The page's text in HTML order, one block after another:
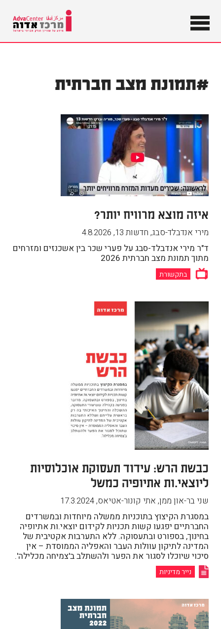
מרכז
אדוה
מידע על
שוויון וצדק
חברתי
#תמונת מצב חברתית
איזה מוצא מרוויח יותר?
מירי אנדבלד-סבג, חדשות 13 ,
4.8.2026
ד"ר מירי אנדבלד-סבג על פערי שכר בין אשכנזים ומזרחים
מתוך תמונת מצב חברתית 2026
בתקשורת
כבשת הרש: עידוד תעסוקת אוכלוסיות
ליוצאי.ות אתיופיה כמשל
שני בר-און ממן, אתי קונור-אטיאס,
17.3.2024
במסגרת הקיצוץ בתוכניות ממשלה מיוחדות ובמשרדים
החברתיים יפגעו קשות תכניות לקידום יוצאי.ות אתיופיה
בחינוך, בספורט ובתעסוקה. ללא התערבות אקטיבית של
המדינה לתיקון עוולות העבר והאפליה הממוסדת – אין
סיכוי שיוכלו לסגור את הפער ולהשתלב ב'צמיחה מכלילה'.
נייר מדיניות